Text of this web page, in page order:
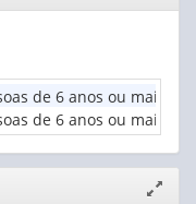
janela
de 6 anos ou mais de
de 6 anos ou mais